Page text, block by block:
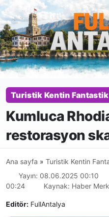
Turistik Kentin
Kumluca
restorasyon
Ana sayfa » Turistik Kentin
Yayın: 08.06.2025 00:10
00:24
Kaynak: Haber
Editör: FullAntalya